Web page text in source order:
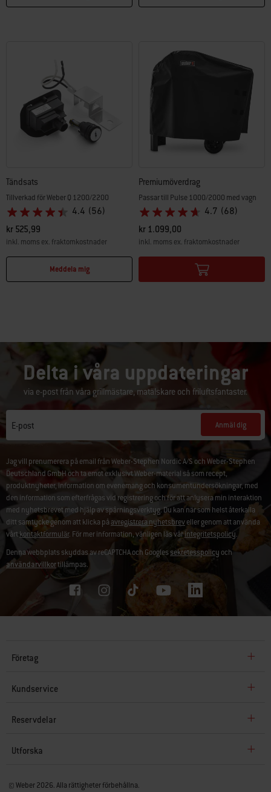
Tändsats
Tillverkad för Weber Q 1200/2200
4.4 (56)
kr 525,99
inkl. moms ex. fraktomkostnader
Color Options
Meddela mig
Premiumöverdrag
Passar till Pulse 1000/2000 med vagn
4.7 (68)
kr 1.099,00
inkl. moms ex. fraktomkostnader
Color Options
Delta i våra uppdateringar
via e-post från våra grillmästare, matälskare och friluftsfantaster.
E-post Anmäl dig
Jag vill prenumerera på email från Weber-Stephen Nordic A/S och Weber-Stephen
Deutschland GmbH och ta emot exklusivt Weber-material så som recept,
produktnyheter, information om evenemang och konsumentundersökningar, med
den information som efterfrågas vid registrering och för att anlysera min interaktion
med nyhetsbrevet med hjälp av spårningsverktyg. Du kan när som helst återkalla
ditt samtycke genom att klicka på avregistrera nyhetsbreveller genom att använda
vårt kontaktformulär. För mer information, vänligen läs vårintegritetspolicy.
Denna webbplats skyddas av reCAPTCHA och Googlessekretesspolicy och
användarvillkortillämpas.
Företag
Kundservice
Reservdelar
Utforska
© Weber 2026. Alla rättigheter förbehållna.